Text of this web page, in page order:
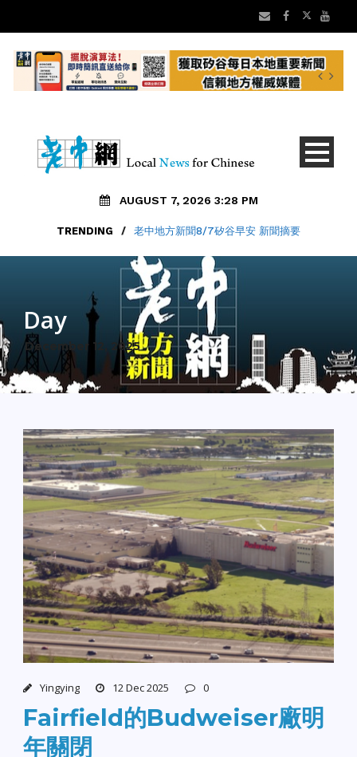
AUGUST 7, 2026 3:28 PM
TRENDING / 老中地方新聞8/7矽谷早安 新聞摘要
Day
December 12, 2025
Yingying 12 Dec 2025 0
Fairfield的Budweiser廠明
年關閉